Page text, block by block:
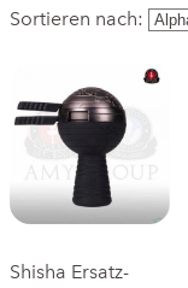
Sortieren nach:
Shisha Ersatz-